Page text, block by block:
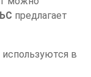
предлагает
в